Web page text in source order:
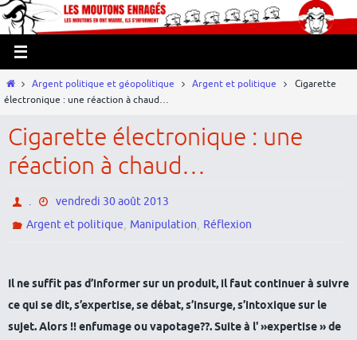
Panneau de gestion des cookies
Passer
vers
contenu
HomeArgent politique et géopolitique Argent et politique
Cigarette
électronique : une réaction à chaud…
Cigarette électronique : une
réaction à chaud…
.
vendredi 30 août 2013
Argent et politique, Manipulation, Réflexion
Il ne suffit pas d’informer sur un produit, il faut continuer à suivre
ce qui se dit, s’expertise, se débat, s’insurge, s’intoxique sur le
sujet. Alors !! enfumage ou vapotage??. Suite à l' »expertise » de